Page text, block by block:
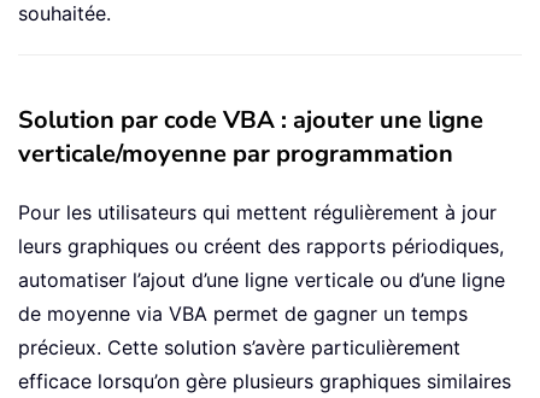
souhaitée.
Solution par code VBA : ajouter une ligne
verticale/moyenne par programmation
Pour les utilisateurs qui mettent régulièrement à jour
leurs graphiques ou créent des rapports périodiques,
automatiser l’ajout d’une ligne verticale ou d’une ligne
de moyenne via VBA permet de gagner un temps
précieux. Cette solution s’avère particulièrement
efficace lorsqu’on gère plusieurs graphiques similaires